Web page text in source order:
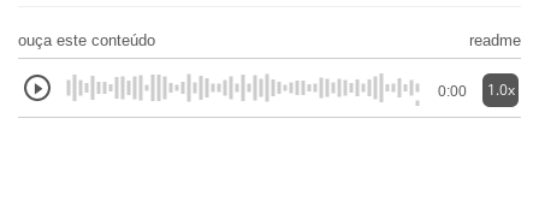
ouça este conteúdo readme
0:00 1.0x